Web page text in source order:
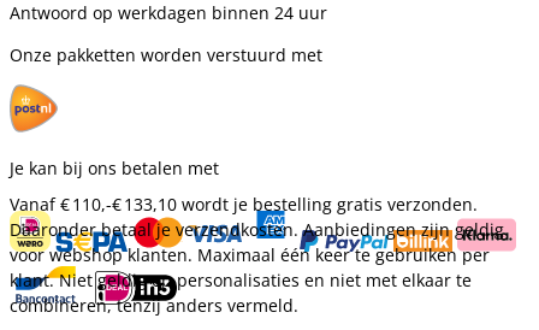
Antwoord op werkdagen binnen 24 uur
Onze pakketten worden verstuurd met
Je kan bij ons betalen met
Vanaf€ 110,-€ 133,10 wordt je bestelling gratis verzonden.
Daaronder betaal je verzendkosten. Aanbiedingen zijn geldig
voor webshop klanten. Maximaal één keer te gebruiken per
klant. Niet geldig op personalisaties en niet met elkaar te
combineren, tenzij anders vermeld.